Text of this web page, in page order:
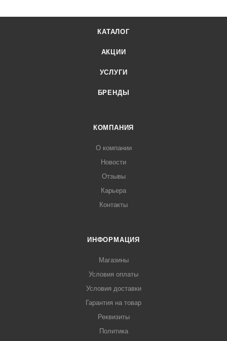
КАТАЛОГ
АКЦИИ
УСЛУГИ
БРЕНДЫ
КОМПАНИЯ
О компании
Новости
Отзывы
Карьера
Контакты
ИНФОРМАЦИЯ
Магазины
Условия оплаты
Условия доставки
Гарантия на товар
Реквизиты
Политика